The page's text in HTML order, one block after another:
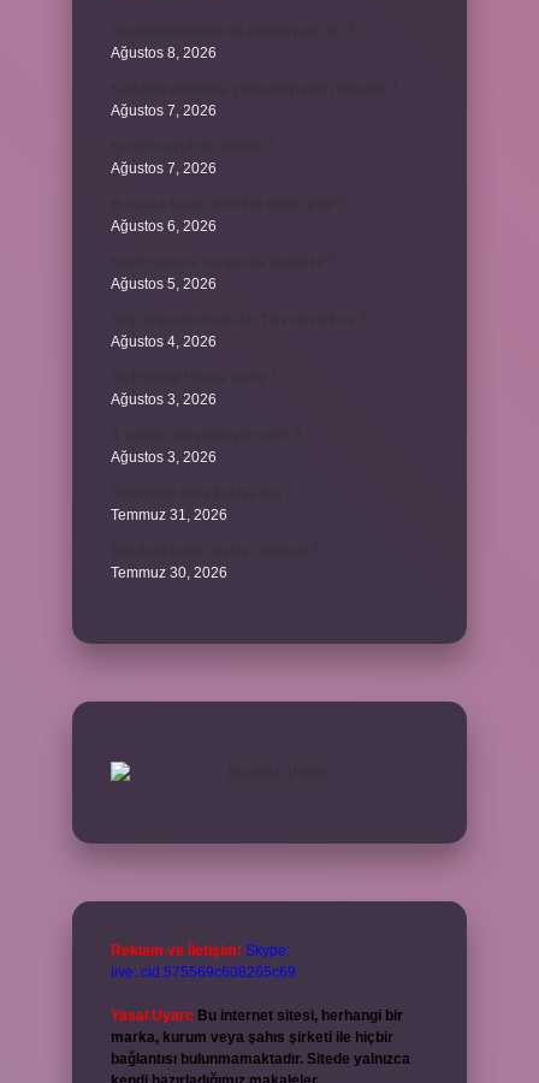
Ağustos 8, 2026
Ağustos 7, 2026
Ağustos 7, 2026
Ağustos 6, 2026
Ağustos 5, 2026
Ağustos 4, 2026
Ağustos 3, 2026
Ağustos 3, 2026
Temmuz 31, 2026
Temmuz 30, 2026
Reklam ve İletişim: Skype:
live:.cid.575569c608265c69
Yasal Uyarı: Bu internet sitesi, herhangi bir
marka, kurum veya şahıs şirketi ile hiçbir
bağlantısı bulunmamaktadır. Sitede yalnızca